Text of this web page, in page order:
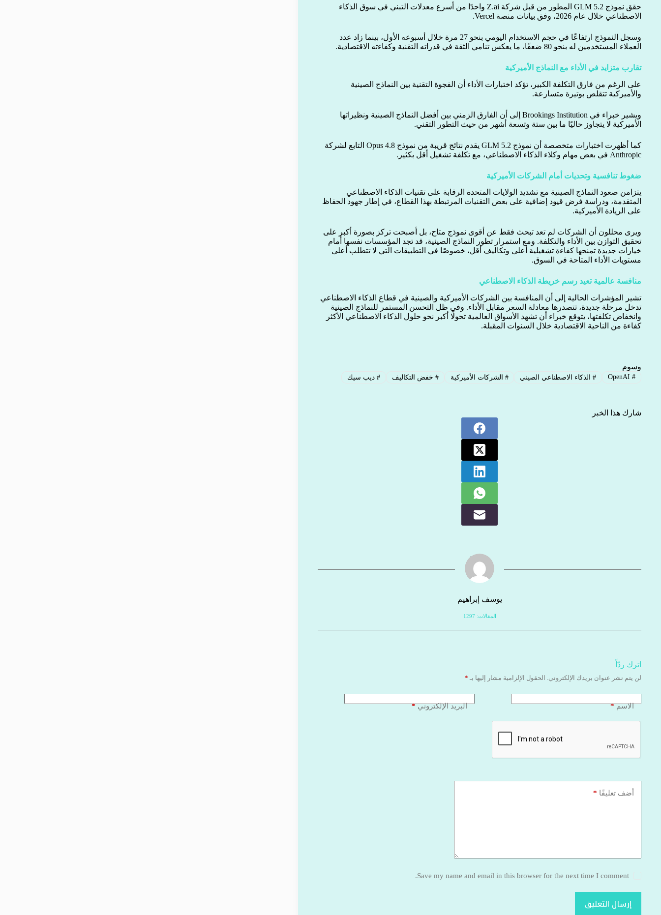
حقق نموذج GLM 5.2 المطور من قبل شركة Z.ai واحدًا من أسرع معدلات التبني في سوق الذكاء
الاصطناعي خلال عام 2026، وفق بيانات منصة Vercel.
وسجل النموذج ارتفاعًا في حجم الاستخدام اليومي بنحو 27 مرة خلال أسبوعه الأول، بينما زاد عدد
العملاء المستخدمين له بنحو 80 ضعفًا، ما يعكس تنامي الثقة في قدراته التقنية وكفاءته الاقتصادية.
تقارب متزايد في الأداء مع النماذج الأميركية
على الرغم من فارق التكلفة الكبير، تؤكد اختبارات الأداء أن الفجوة التقنية بين النماذج الصينية
والأميركية تتقلص بوتيرة متسارعة.
ويشير خبراء في Brookings Institution إلى أن الفارق الزمني بين أفضل النماذج الصينية ونظيراتها
الأميركية لا يتجاوز حاليًا ما بين ستة وتسعة أشهر من حيث التطور التقني.
كما أظهرت اختبارات متخصصة أن نموذج GLM 5.2 يقدم نتائج قريبة من نموذج Opus 4.8 التابع لشركة
Anthropic في بعض مهام وكلاء الذكاء الاصطناعي، مع تكلفة تشغيل أقل بكثير.
ضغوط تنافسية وتحديات أمام الشركات الأميركية
يتزامن صعود النماذج الصينية مع تشديد الولايات المتحدة الرقابة على تقنيات الذكاء الاصطناعي
المتقدمة، ودراسة فرض قيود إضافية على بعض التقنيات المرتبطة بهذا القطاع، في إطار جهود الحفاظ
على الريادة الأميركية.
ويرى محللون أن الشركات لم تعد تبحث فقط عن أقوى نموذج متاح، بل أصبحت تركز بصورة أكبر على
تحقيق التوازن بين الأداء والتكلفة. ومع استمرار تطور النماذج الصينية، قد تجد المؤسسات نفسها أمام
خيارات جديدة تمنحها كفاءة تشغيلية أعلى وتكاليف أقل، خصوصًا في التطبيقات التي لا تتطلب أعلى
مستويات الأداء المتاحة في السوق.
منافسة عالمية تعيد رسم خريطة الذكاء الاصطناعي
تشير المؤشرات الحالية إلى أن المنافسة بين الشركات الأميركية والصينية في قطاع الذكاء الاصطناعي
تدخل مرحلة جديدة، تتصدرها معادلة السعر مقابل الأداء. وفي ظل التحسن المستمر للنماذج الصينية
وانخفاض تكلفتها، يتوقع خبراء أن تشهد الأسواق العالمية تحولًا أكبر نحو حلول الذكاء الاصطناعي الأكثر
كفاءة من الناحية الاقتصادية خلال السنوات المقبلة.
وسوم
#
OpenAI
#الذكاء الاصطناعي الصيني # الشركات الأميركية # خفض التكاليف # ديب سيك
شارك هذا الخبر
يوسف إبراهيم
المقالات: 1297
اترك ردّاً
لن يتم نشر عنوان بريدك الإلكتروني. الحقول الإلزامية مشار إليها بـ *
الاسم* البريد الإلكتروني*
أضف تعليقًا *
Save my name and email in this browser for the next time I comment.
إرسال التعليق